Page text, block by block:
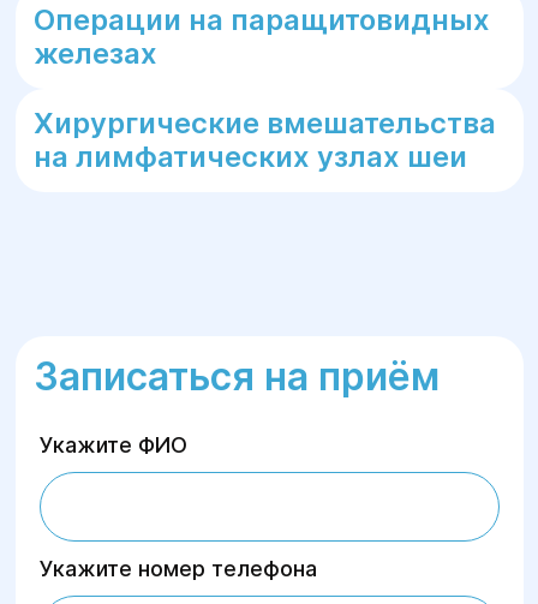
Операции на паращитовидных
железах
Хирургические вмешательства
на лимфатических узлах шеи
Записаться на приём
Укажите ФИО
Укажите номер телефона